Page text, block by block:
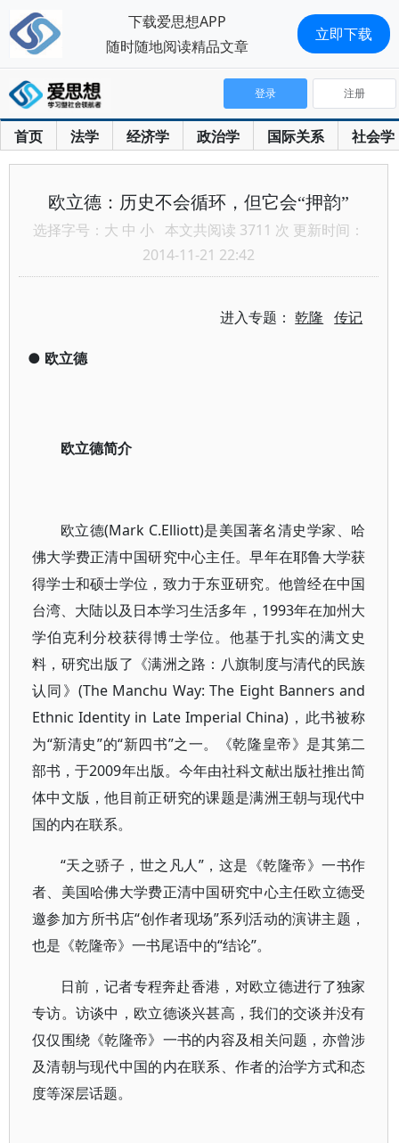
首页 法学 经济学 政治学 国际关系 社会学
登录 注册
欧立德：历史不会循环，但它会“押韵”
选择字号： 大 中 小 本文共阅读 3711 次 更新时间：
2014-11-21 22:42
进入专题：乾隆 传记
● 欧立德
欧立德简介
欧立德(Mark C.Elliott)是美国著名清史学家、哈
佛大学费正清中国研究中心主任。早年在耶鲁大学获
得学士和硕士学位，致力于东亚研究。他曾经在中国
台湾、大陆以及日本学习生活多年，1993年在加州大
学伯克利分校获得博士学位。他基于扎实的满文史
料，研究出版了《满洲之路：八旗制度与清代的民族
认同》(The Manchu Way: The Eight Banners and
Ethnic Identity in Late Imperial China)，此书被称
为“新清史”的“新四书”之一。《乾隆皇帝》是其第二
部书，于2009年出版。今年由社科文献出版社推出简
体中文版，他目前正研究的课题是满洲王朝与现代中
国的内在联系。
“天之骄子，世之凡人”，这是《乾隆帝》一书作
者、美国哈佛大学费正清中国研究中心主任欧立德受
邀参加方所书店“创作者现场”系列活动的演讲主题，
也是《乾隆帝》一书尾语中的“结论”。
日前，记者专程奔赴香港，对欧立德进行了独家
专访。访谈中，欧立德谈兴甚高，我们的交谈并没有
仅仅围绕《乾隆帝》一书的内容及相关问题，亦曾涉
及清朝与现代中国的内在联系、作者的治学方式和态
度等深层话题。
下载爱思想APP
随时随地阅读精品文章
立即下载